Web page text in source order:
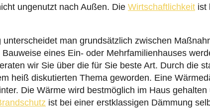
ungenutzt nach Außen. Die Wirtschaftlichkeit ist
man grundsätzlich zwischen
eines Ein- oder Mehrfamilienhauses
wir Sie über die für Sie beste Art. Durch die
heiß diskutierten Thema geworden. Eine
Die Wärme wird bestmöglich im Haus
ist bei einer erstklassigen Dämmung